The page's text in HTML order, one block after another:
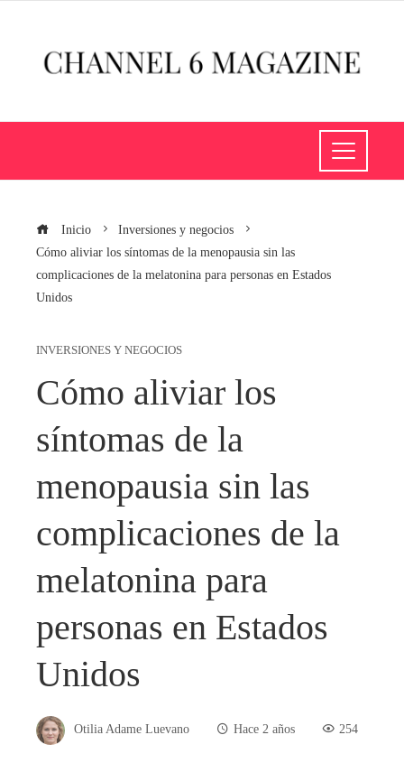
Inicio
Inversiones y negocios
Cómo aliviar los síntomas de la menopausia sin las
complicaciones de la melatonina para personas en Estados
Unidos
INVERSIONES Y NEGOCIOS
Cómo aliviar los
síntomas de la
menopausia sin las
complicaciones de la
melatonina para
personas en Estados
Unidos
Otilia Adame Luevano Hace 2 años 254